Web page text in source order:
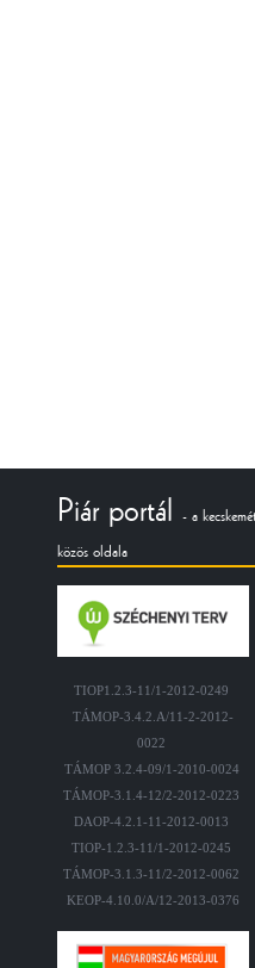
Piár portál - a
közös oldala
TIOP1.2.3-11/1-2012-0249
TÁMOP-3.4.2.A/11-2-2012-
0022
TÁMOP 3.2.4-09/1-2010-0024
TÁMOP-3.1.4-12/2-2012-0223
DAOP-4.2.1-11-2012-0013
TIOP-1.2.3-11/1-2012-0245
TÁMOP-3.1.3-11/2-2012-0062
KEOP-4.10.0/A/12-2013-0376